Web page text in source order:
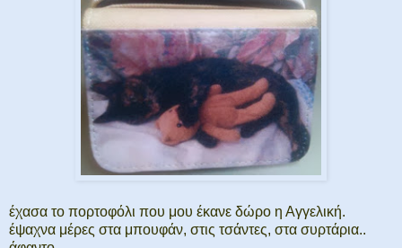
έχασα το πορτοφόλι που μου έκανε δώρο η Αγγελική.
έψαχνα μέρες στα μπουφάν, στις τσάντες, στα συρτάρια..